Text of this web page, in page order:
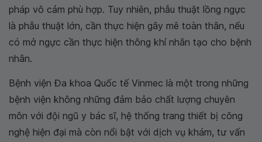
pháp vô cảm phù hợp. Tuy nhiên, phẫu thuật lồng ngực
là phẫu thuật lớn, cần thực hiện gây mê toàn thân, nếu
có mở ngực cần thực hiện thông khí nhân tạo cho bệnh
nhân.
Bệnh viện Đa khoa Quốc tế Vinmec là một trong những
bệnh viện không những đảm bảo chất lượng chuyên
môn với đội ngũ y bác sĩ, hệ thống trang thiết bị công
nghệ hiện đại mà còn nổi bật với dịch vụ khám, tư vấn